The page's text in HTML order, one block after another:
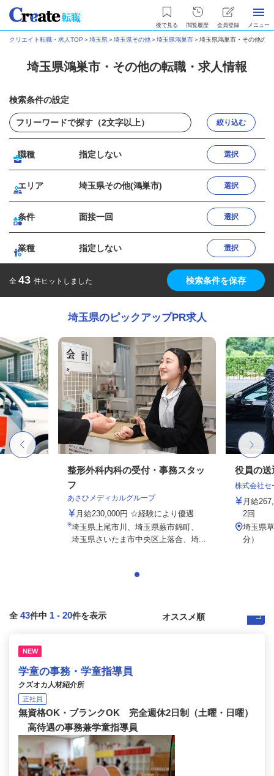
後で見る 閲覧履歴 会員登録 メニュー
クリエイト転職・求人TOP ＞埼玉県＞埼玉県その他＞埼玉県鴻巣市＞埼玉県鴻巣市・その他の
埼玉県鴻巣市・その他の転職・求人情報
検索条件の設定
絞り込む
職種 指定しない 選択
エリア 埼玉県その他(鴻巣市) 選択
条件 面接一回 選択
業種 指定しない 選択
全 43 件ヒットしました 検索条件を保存
埼玉県のピックアップPR求人
整形外科内科の受付・事務スタッ
フ
あさひメディカルグループ
月給230,000円 ☆経験により優遇
埼玉県上尾市川、埼玉県蕨市錦町、
埼玉県さいたま市中央区上落合、埼...
役員の送
株式会社
月給
2回
埼玉県
分）
全 43件中 1 - 20件を表示
NEW
学童の事務・学童指導員
クズオカ人材紹介所
正社員
無資格OK・ブランクOK 完全週休2日制（土曜・日曜）
高待遇の事務兼学童指導員